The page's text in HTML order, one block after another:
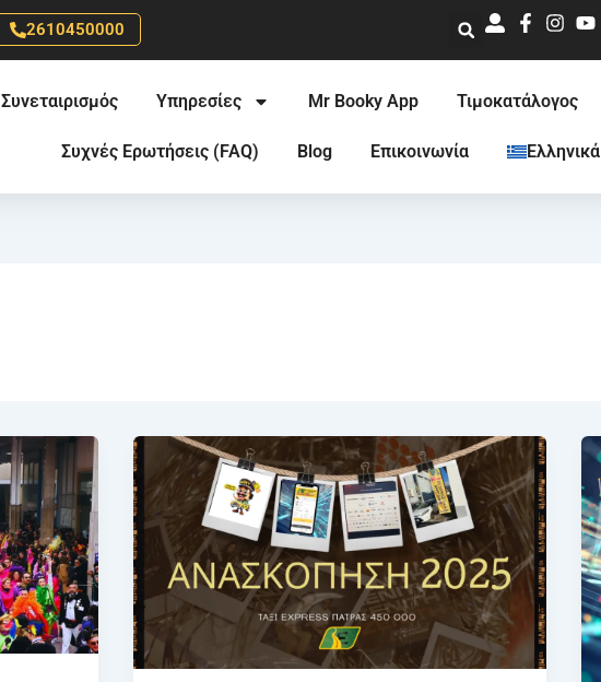
2610450000
Συνεταιρισμός Υπηρεσίες Mr Booky App Τιμοκατάλογος
Συχνές Ερωτήσεις (FAQ) Blog Επικοινωνία Ελληνικά